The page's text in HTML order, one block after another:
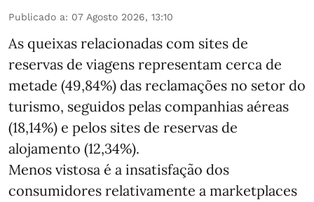
Publicado a: 07 Agosto 2026, 13:10
As queixas relacionadas com sites de
reservas de viagens representam cerca de
metade (49,84%) das reclamações no setor do
turismo, seguidos pelas companhias aéreas
(18,14%) e pelos sites de reservas de
alojamento (12,34%).
Menos vistosa é a insatisfação dos
consumidores relativamente a marketplaces